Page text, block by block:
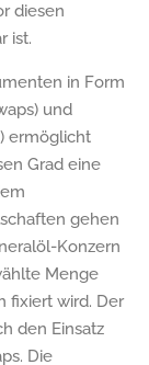
diesen
ist.
in Form
und
ermöglicht
Grad eine
gehen
Konzern
Menge
fixiert wird. Der
den Einsatz
Die